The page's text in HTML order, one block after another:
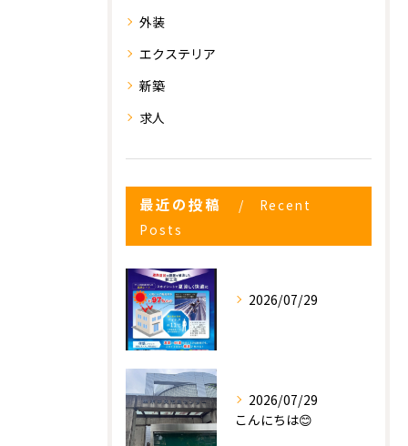
外装
エクステリア
新築
求人
最近の投稿
Recent
Posts
2026/07/29
2026/07/29
こんにちは😊